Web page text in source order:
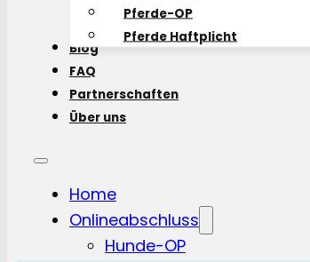
Pferde-OP
Pferde Haftplicht
Blog
FAQ
Partnerschaften
Über uns
Home
Onlineabschluss
Hunde-OP